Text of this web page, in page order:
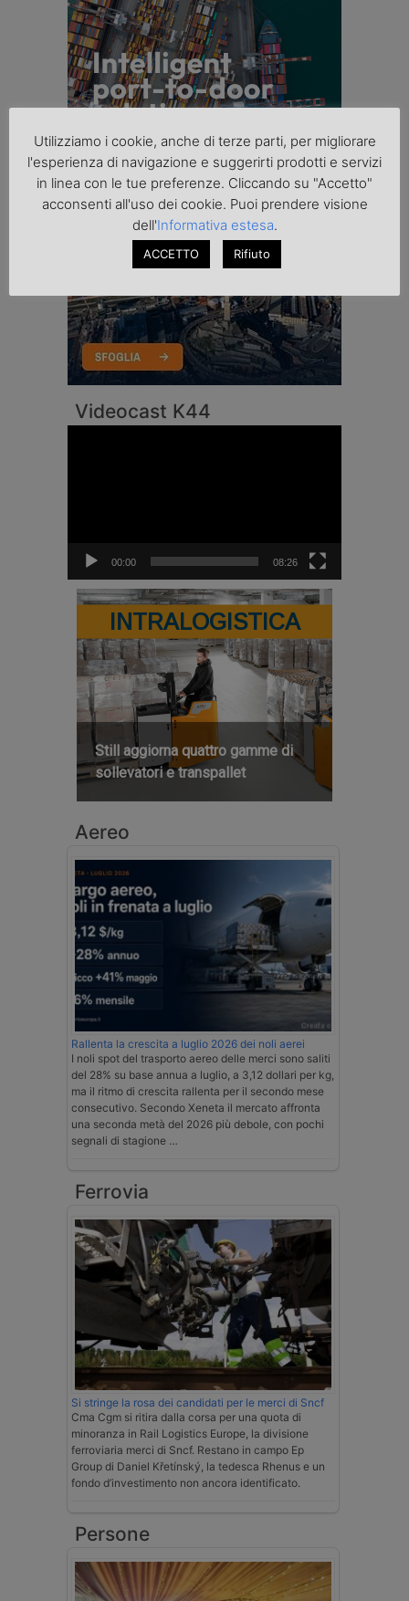
Videocast K44
00:00 08:26
INTRALOGISTICA
Still aggiorna quattro gamme di
sollevatori e transpallet
Aereo
Rallenta la crescita a luglio 2026 dei noli aerei
I noli spot del trasporto aereo delle merci sono saliti
del 28% su base annua a luglio, a 3,12 dollari per kg,
ma il ritmo di crescita rallenta per il secondo mese
consecutivo. Secondo Xeneta il mercato affronta
una seconda metà del 2026 più debole, con pochi
segnali di stagione …
Ferrovia
Si stringe la rosa dei candidati per le merci di Sncf
Cma Cgm si ritira dalla corsa per una quota di
minoranza in Rail Logistics Europe, la divisione
ferroviaria merci di Sncf. Restano in campo Ep
Group di Daniel Křetínský, la tedesca Rhenus e un
fondo d’investimento non ancora identificato.
Persone
Utilizziamo i cookie, anche di terze parti, per migliorare
l'esperienza di navigazione e suggerirti prodotti e servizi
in linea con le tue preferenze. Cliccando su "Accetto"
acconsenti all'uso dei cookie. Puoi prendere visione
dell'Informativa estesa.
ACCETTO Rifiuto